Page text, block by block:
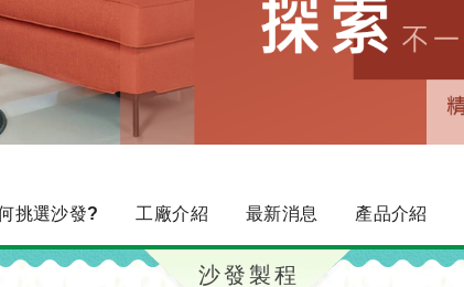
挑選沙發? 工廠介紹 最新消息 產品介紹
沙發製程